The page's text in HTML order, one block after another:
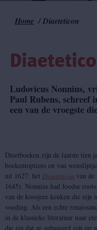
Kruimelpad
Home Diaeteticon
Ludovicus Nonnius,
Paul Rubens, schreef
een van de vroegste
Dieetboeken zijn de laatste tien
boekentoptiens en van
uit 1627: het Diaeteticon van
1645). Nonnius had Joodse
van de koosjere keuken die zijn
voeding. Als een echte
in de klassieke literatuur naar
die zin dat ze gebaseerd zijn op